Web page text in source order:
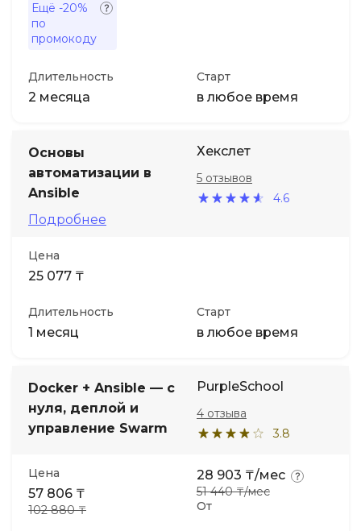
Ещё -20%
по
промокоду
Длительность
2 месяца
Старт
в любое время
Основы
автоматизации в
Ansible
Подробнее
Хекслет
4.6
5 отзывов
Цена
25 077 ₸
Длительность
1 месяц
Старт
в любое время
Docker + Ansible — с
нуля, деплой и
управление Swarm
PurpleSchool
3.8
4 отзыва
Цена
57 806 ₸
102 880 ₸ От
28 903 ₸/мес
51 440 ₸/мес